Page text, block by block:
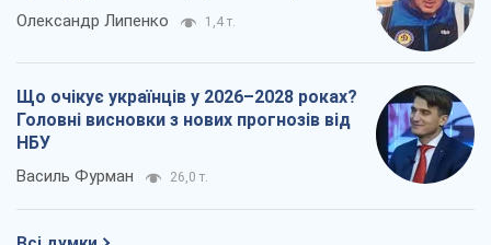
Олександр Липенко 1,4 т.
Що очікує українців у 2026–2028 роках?
Головні висновки з нових прогнозів від
НБУ
Василь Фурман 26,0 т.